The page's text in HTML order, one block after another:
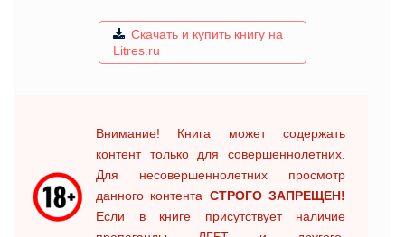
Скачать и купить книгу на
Litres.ru
Внимание! Книга может содержать
контент только для совершеннолетних.
Для несовершеннолетних просмотр
данного контента СТРОГО ЗАПРЕЩЕН!
Если в книге присутствует наличие